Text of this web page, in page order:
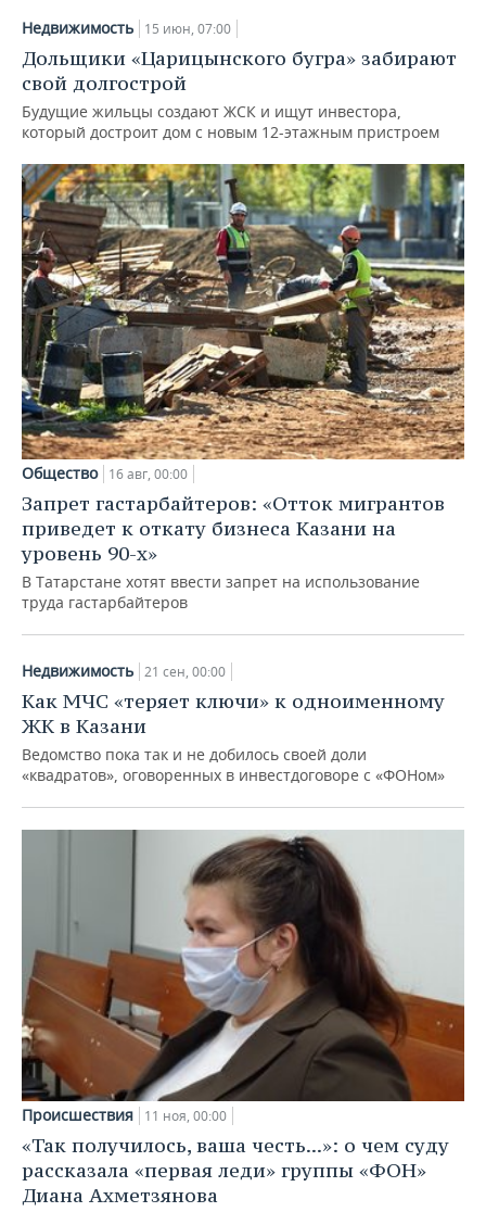
Недвижимость 15 июн, 07:00
Дольщики «Царицынского бугра» забирают
свой долгострой
Будущие жильцы создают ЖСК и ищут инвестора,
который достроит дом с новым 12-этажным пристроем
Общество 16 авг, 00:00
Запрет гастарбайтеров: «Отток мигрантов
приведет к откату бизнеса Казани на
уровень 90-х»
В Татарстане хотят ввести запрет на использование
труда гастарбайтеров
Недвижимость 21 сен, 00:00
Как МЧС «теряет ключи» к одноименному
ЖК в Казани
Ведомство пока так и не добилось своей доли
«квадратов», оговоренных в инвестдоговоре с «ФОНом»
Происшествия 11 ноя, 00:00
«Так получилось, ваша честь...»: о чем суду
рассказала «первая леди» группы «ФОН»
Диана Ахметзянова